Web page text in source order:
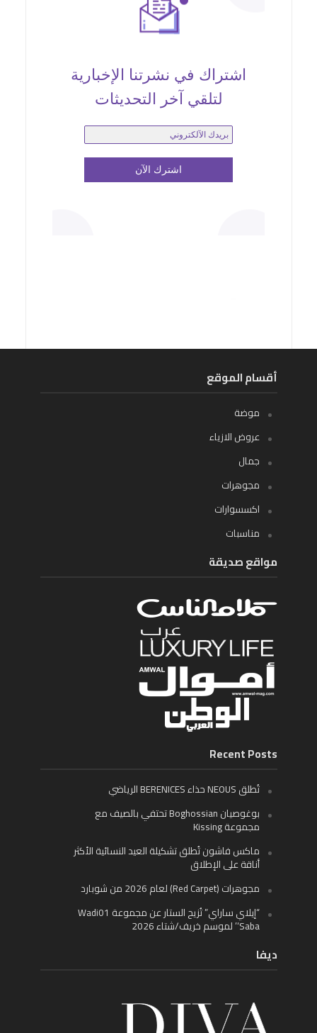
اشتراك في نشرتنا الإخبارية
لتلقي آخر التحديثات
أقسام الموقع
موضة
عروض الازياء
جمال
مجوهرات
اكسسوارات
مناسبات
مواقع صديقة
Recent Posts
تُطلق NEOUS حذاء BERENICES الرياضي
بوغوصيان Boghossian تحتفي بالصيف مع
مجموعة Kissing
ماكس فاشون تُطلق تشكيلة العيد النسائية الأكثر
أناقة على الإطلاق
مجوهرات (Red Carpet) لعام 2026 من شوبارد
“إيلاي ساراي” تُزيح الستار عن مجموعة Wadi01
‘Saba’ لموسم خريف/شتاء 2026
ديفا